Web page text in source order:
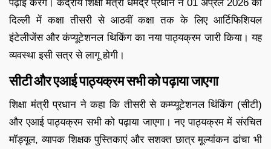
पढ़ाई करेंगे। केंद्रीय शिक्षा मंत्री धर्मेंद्र प्रधान ने 01 अप्रैल 2026 को
दिल्ली में कक्षा तीसरी से आठवीं कक्षा तक के लिए आर्टिफिशियल
इंटेलीजेंस और कंप्यूटेशनल थिकिंग का नया पाठ्यक्रम जारी किया। यह
व्यवस्था इसी सत्र से लागू होगी।
सीटी और एआई पाठ्यक्रम सभी को पढ़ाया जाएगा
शिक्षा मंत्री प्रधान ने कहा कि तीसरी से कम्प्यूटेशनल थिंकिंग (सीटी)
और एआई पाठ्यक्रम सभी को पढ़ाया जाएगा। नए पाठ्यक्रम में संरचित
मॉड्यूल, व्यापक शिक्षक पुस्तिकाएं और सशक्त छात्र मूल्यांकन ढांचा भी